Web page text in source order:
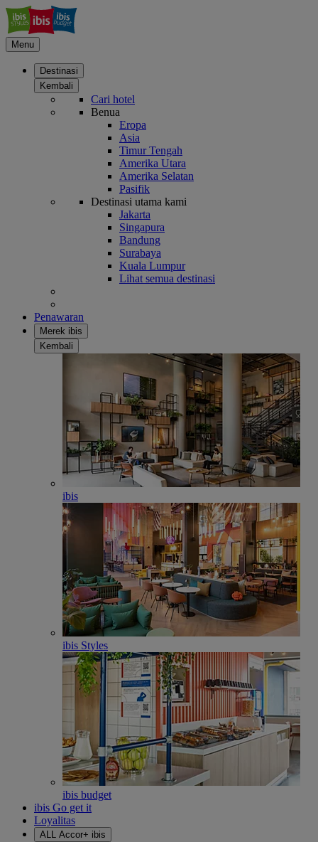
Menu
Destinasi
Kembali
Cari hotel
Benua
Eropa
Asia
Timur Tengah
Amerika Utara
Amerika Selatan
Pasifik
Destinasi utama kami
Jakarta
Singapura
Bandung
Surabaya
Kuala Lumpur
Lihat semua destinasi
Penawaran
Merek ibis
Kembali
ibis
ibis Styles
ibis budget
ibis Go get it
Loyalitas
ALL Accor+ ibis